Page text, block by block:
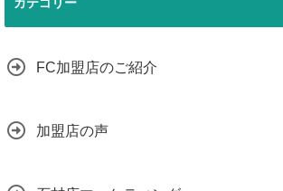
FC加盟店のご紹介
加盟店の声